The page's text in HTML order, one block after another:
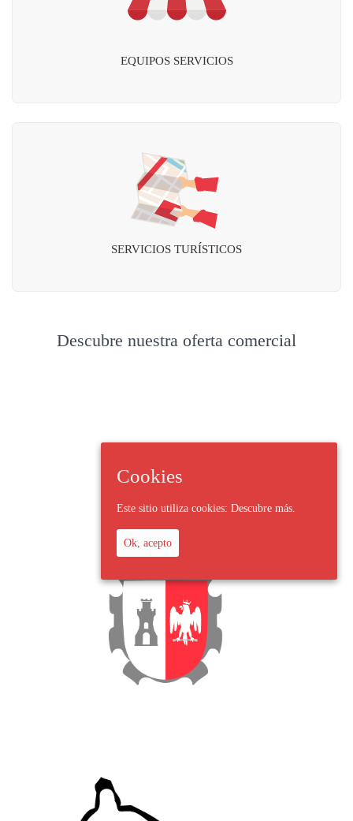
EQUIPOS SERVICIOS
SERVICIOS TURÍSTICOS
Descubre nuestra oferta comercial
Cookies
Este sitio utiliza cookies: Descubre más.
Ok, acepto